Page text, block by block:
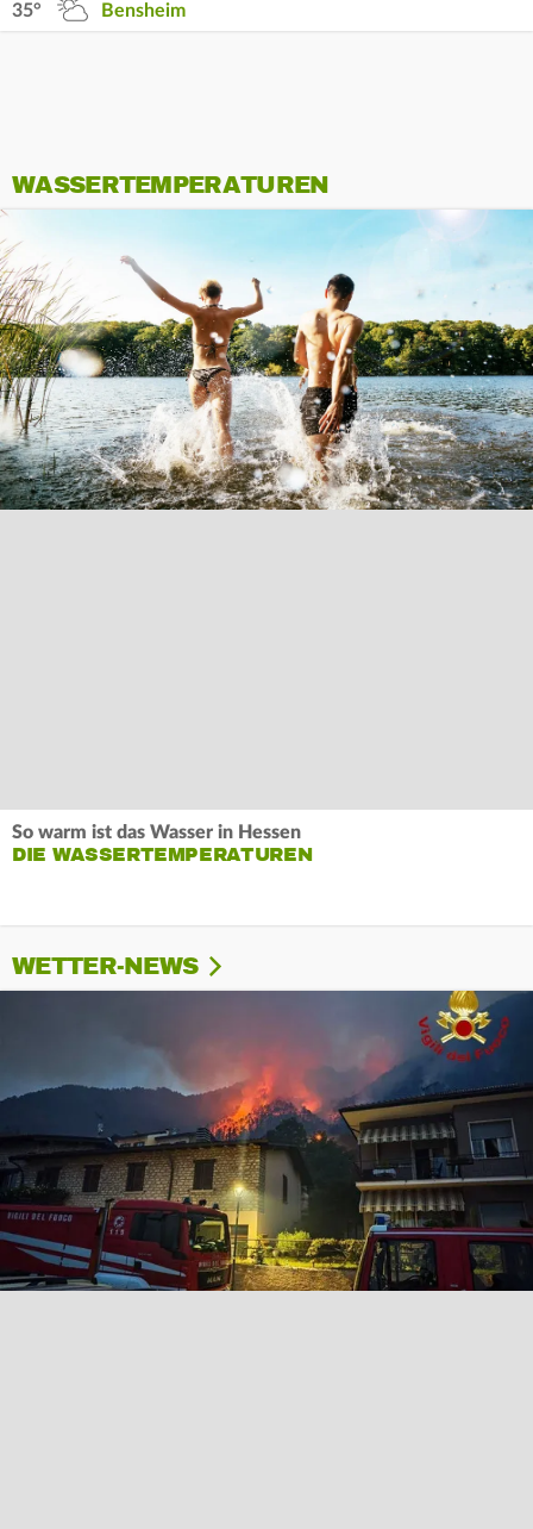
35° Bensheim
WASSERTEMPERATUREN
So warm ist das Wasser in Hessen
DIE WASSERTEMPERATUREN
WETTER-NEWS